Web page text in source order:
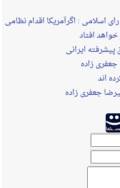
اسلامی : اگرآمریکا اقدام نظامی
افتاد
پیشرفته ایرانی
زاده
اند
جعفری زاده